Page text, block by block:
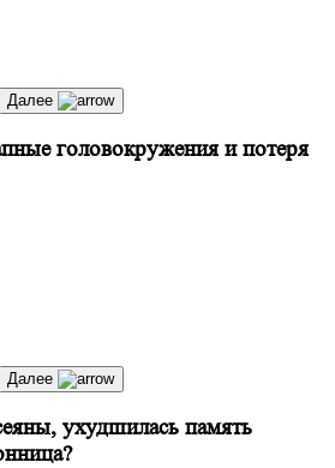
Далее
головокружения и потеря
Далее
ухудшилась память